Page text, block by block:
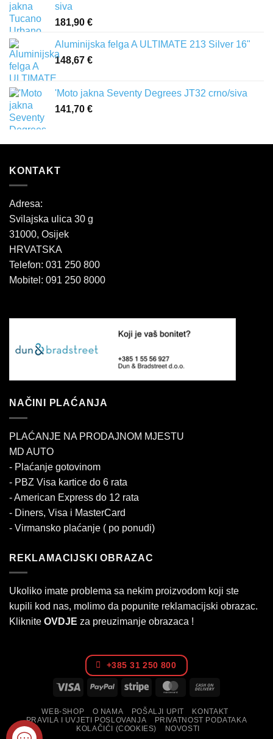
siva
181,90 €
Aluminijska felga A ULTIMATE 213 Silver 16"
148,67 €
'Moto jakna Seventy Degrees JT32 crno/siva
141,70 €
KONTAKT
Adresa:
Svilajska ulica 30 g
31000, Osijek
HRVATSKA
Telefon: 031 250 800
Mobitel: 091 250 8000
NAČINI PLAĆANJA
PLAĆANJE NA PRODAJNOM MJESTU
MD AUTO
- Plaćanje gotovinom
- PBZ Visa kartice do 6 rata
- American Express do 12 rata
- Diners, Visa i MasterCard
- Virmansko plaćanje ( po ponudi)
REKLAMACIJSKI OBRAZAC
Ukoliko imate problema sa nekim proizvodom koji ste
kupili kod nas, molimo da popunite reklamacijski obrazac.
Kliknite OVDJE za preuzimanje obrazaca !
+385 31 250 800
Visa PayPal Stripe MasterCard
Delivery
WEB-SHOP O NAMA POŠALJI UPIT
KONTAKT
PRAVILA I UVJETI POSLOVANJA
PRIVATNOST PODATAKA
KOLAČIĆI (COOKIES)
NOVOSTI